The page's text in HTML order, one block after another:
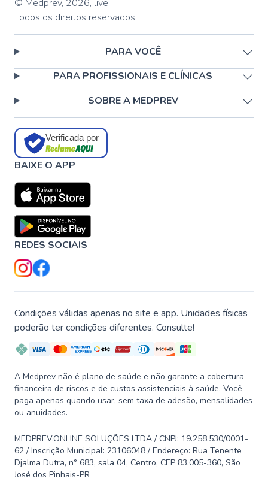
© Medprev, 2026, live
Todos os direitos reservados
PARA VOCÊ
PARA PROFISSIONAIS E CLÍNICAS
SOBRE A MEDPREV
Verificada por
BAIXE O APP
REDES SOCIAIS
Condições válidas apenas no site e app. Unidades físicas
poderão ter condições diferentes. Consulte!
A Medprev não é plano de saúde e não garante a cobertura
financeira de riscos e de custos assistenciais à saúde. Você
paga apenas quando usar, sem taxa de adesão, mensalidades
ou anuidades.
MEDPREV.ONLINE SOLUÇÕES LTDA / CNPJ: 19.258.530/0001-
62 / Inscrição Municipal: 23106048 / Endereço: Rua Tenente
Djalma Dutra, n° 683, sala 04, Centro, CEP 83.005-360, São
José dos Pinhais-PR